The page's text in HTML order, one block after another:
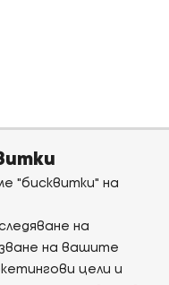
"бисквитки" на
на
на вашите
цели и